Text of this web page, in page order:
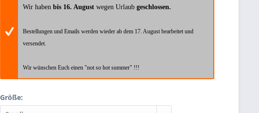
Wir habenbis 16. Augustwegen Urlaubgeschlossen.
Bestellungen und Emails werden wieder ab dem 17. August bearbeitet und
versendet.
Wir wünschen Euch einen "not so hot summer" !!!
Größe: